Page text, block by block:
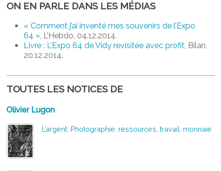
ON EN PARLE DANS LES MÉDIAS
« Comment j’ai inventé mes souvenirs de l’Expo
64 », L’Hebdo, 04.12.2014.
Livre : L’Expo 64 de Vidy revisitée avec profit, Bilan,
20.12.2014.
TOUTES LES NOTICES DE
Olivier Lugon
L’argent. Photographie, ressources, travail, monnaie